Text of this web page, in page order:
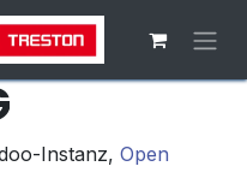
Instanz, Open